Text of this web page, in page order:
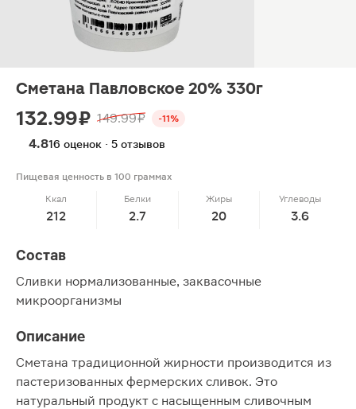
Сметана Павловское 20% 330г
132.99 ₽ 149.99 ₽ -11%
4.816 оценок · 5 отзывов
Пищевая ценность в 100 граммах
Ккал
212
Белки
2.7
Жиры
20
Углеводы
3.6
Состав
Сливки нормализованные, заквасочные
микроорганизмы
Описание
Сметана традиционной жирности производится из
пастеризованных фермерских сливок. Это
натуральный продукт с насыщенным сливочным